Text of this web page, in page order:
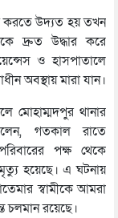
করতে উদ্যত হয় তখন
দ্রুত উদ্ধার করে
ও হাসপাতালে
অবস্থায় মারা যান।
মোহাম্মদপুর থানার
গতকাল রাতে
পক্ষ থেকে
হয়েছে। এ ঘটনায়
স্বামীকে আমরা
চলমান রয়েছে।